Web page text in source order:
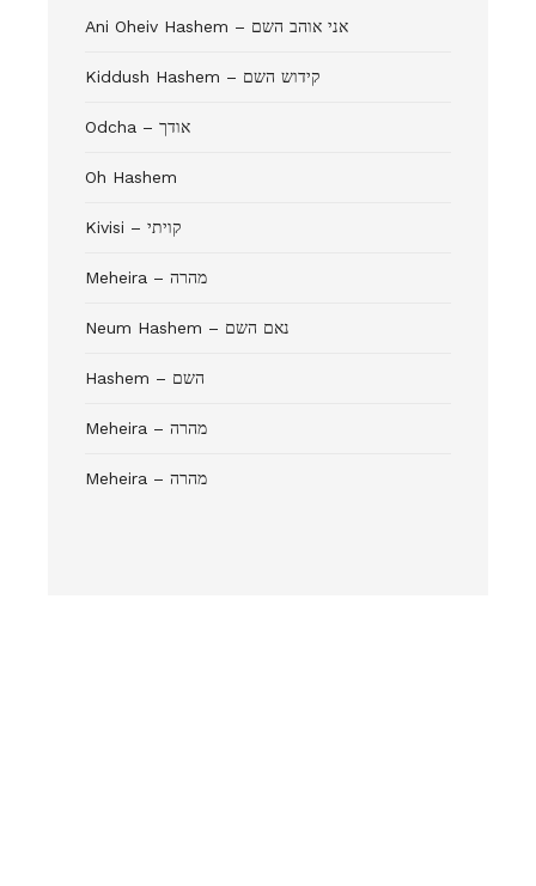
Ani Oheiv Hashem – אני אוהב השם
Kiddush Hashem – קידוש השם
Odcha – אודך
Oh Hashem
Kivisi – קויתי
Meheira – מהרה
Neum Hashem – נאם השם
Hashem – השם
Meheira – מהרה
Meheira – מהרה